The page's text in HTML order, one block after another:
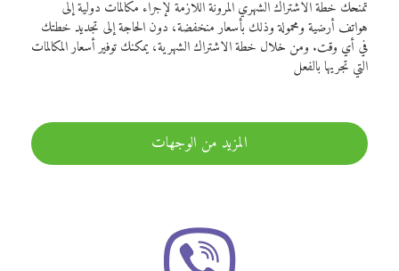
تمنحك خطة الاشتراك الشهري المرونة اللازمة لإجراء مكالمات دولية إلى
هواتف أرضية ومحمولة وذلك بأسعار منخفضة، دون الحاجة إلى تجديد خطتك
في أي وقت. ومن خلال خطة الاشتراك الشهرية، يمكنك توفير أسعار المكالمات
التي تجريها بالفعل
المزيد من الوجهات